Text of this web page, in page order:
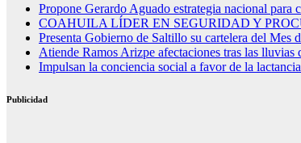
Propone Gerardo Aguado estrategia nacional para
COAHUILA LÍDER EN SEGURIDAD Y
Presenta Gobierno de Saltillo su cartelera del Mes
Atiende Ramos Arizpe afectaciones tras las lluvias
Impulsan la conciencia social a favor de la
Publicidad